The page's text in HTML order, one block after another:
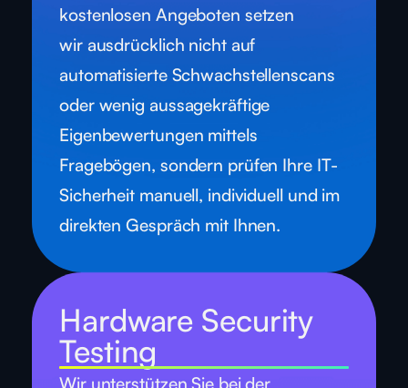
kostenlosen Angeboten setzen
wir ausdrücklich nicht auf
automatisierte Schwachstellenscans
oder wenig aussagekräftige
Eigenbewertungen mittels
Fragebögen, sondern prüfen Ihre IT-
Sicherheit manuell, individuell und im
direkten Gespräch mit Ihnen.
Hardware Security
Testing
Wir unterstützen Sie bei der